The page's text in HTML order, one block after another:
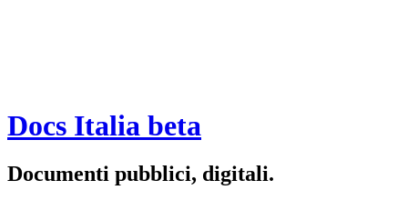
Docs Italia beta
Documenti pubblici, digitali.